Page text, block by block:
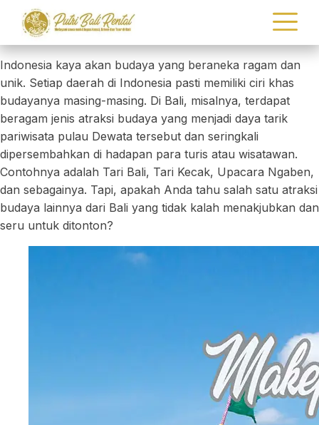
Indonesia kaya akan budaya yang beraneka ragam dan
unik. Setiap daerah di Indonesia pasti memiliki ciri khas
budayanya masing-masing. Di Bali, misalnya, terdapat
beragam jenis atraksi budaya yang menjadi daya tarik
pariwisata pulau Dewata tersebut dan seringkali
dipersembahkan di hadapan para turis atau wisatawan.
Contohnya adalah Tari Bali, Tari Kecak, Upacara Ngaben,
dan sebagainya. Tapi, apakah Anda tahu salah satu atraksi
budaya lainnya dari Bali yang tidak kalah menakjubkan dan
seru untuk ditonton?